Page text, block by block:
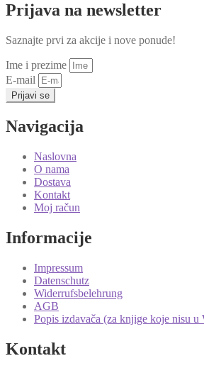
Prijava na newsletter
Saznajte prvi za akcije i nove ponude!
Ime i prezime
E-mail
Prijavi se
Navigacija
Naslovna
O nama
Dostava
Kontakt
Moj račun
Informacije
Impressum
Datenschutz
Widerrufsbelehrung
AGB
Popis izdavača (za knjige koje nisu u
Kontakt